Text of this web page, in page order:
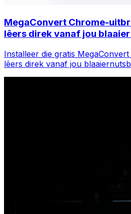
MegaConvert Chrome-
lêers direk vanaf jou
Installeer die gratis
lêers direk vanaf jou